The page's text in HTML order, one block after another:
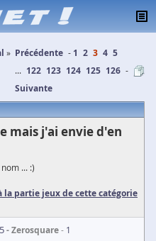
Précédente 1 2 3 4 5
... 122 123 124 125 126
Suivante
mais j'ai envie d'en
... :)
la partie jeux de cette catégorie
Zerosquare 1